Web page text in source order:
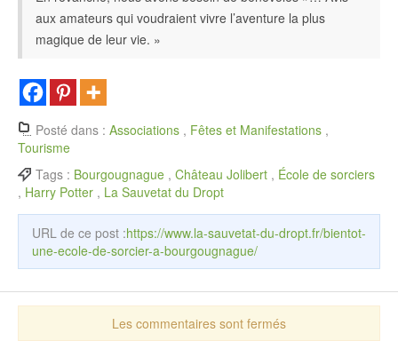
aux amateurs qui voudraient vivre l’aventure la plus
magique de leur vie. »
Posté dans : Associations , Fêtes et Manifestations ,
Tourisme
Tags : Bourgougnague , Château Jolibert , École de sorciers
, Harry Potter , La Sauvetat du Dropt
URL de ce post :https://www.la-sauvetat-du-dropt.fr/bientot-
une-ecole-de-sorcier-a-bourgougnague/
Les commentaires sont fermés